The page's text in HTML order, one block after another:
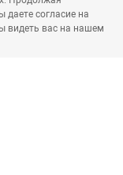
даете согласие на
видеть вас на нашем